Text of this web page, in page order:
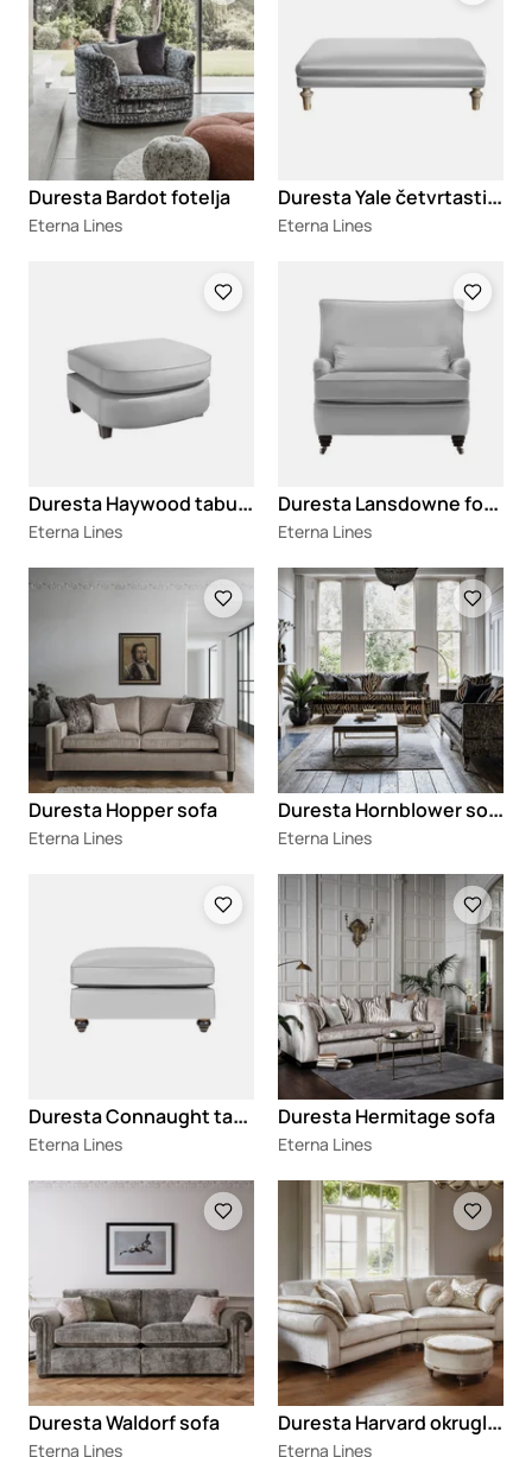
Duresta Bardot fotelja
Eterna Lines
D
uresta Yale četvrtasti tabure
Eterna Lines
D
uresta Haywood tabure
Eterna Lines
D
uresta Lansdowne fotelja za čitanje
Eterna Lines
Loading
Duresta Hopper sofa
Eterna Lines
Loading
D
uresta Hornblower sofa
Eterna Lines
D
uresta Connaught tabure
Eterna Lines
Loading
Duresta Hermitage sofa
Eterna Lines
Loading
Duresta Waldorf sofa
Eterna Lines
Loading
D
uresta Harvard okrugli tabure
Eterna Lines